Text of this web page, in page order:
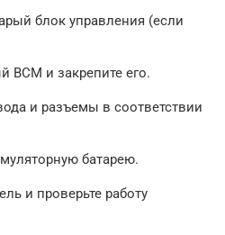
блок управления (если
BCM и закрепите его.
и разъемы в соответствии
батарею.
и проверьте работу